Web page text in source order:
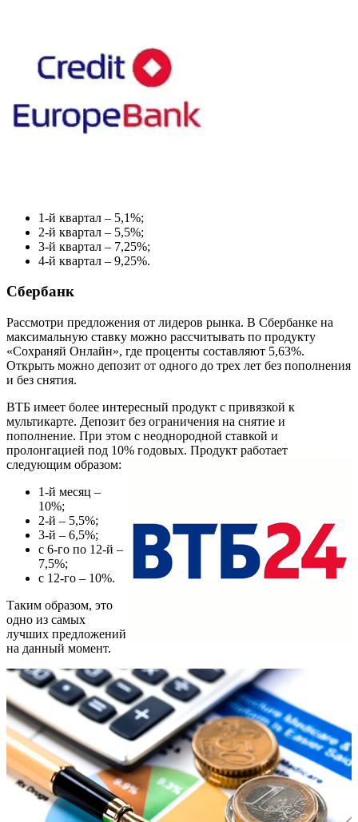
1-й квартал – 5,1%;
2-й квартал – 5,5%;
3-й квартал – 7,25%;
4-й квартал – 9,25%.
Сбербанк
Рассмотри предложения от лидеров рынка. В Сбербанке на
максимальную ставку можно рассчитывать по продукту
«Сохраняй Онлайн», где проценты составляют 5,63%.
Открыть можно депозит от одного до трех лет без пополнения
и без снятия.
ВТБ имеет более интересный продукт с привязкой к
мультикарте. Депозит без ограничения на снятие и
пополнение. При этом с неоднородной ставкой и
пролонгацией под 10% годовых. Продукт работает
следующим образом:
1-й месяц –
10%;
2-й – 5,5%;
3-й – 6,5%;
с 6-го по 12-й –
7,5%;
с 12-го – 10%.
Таким образом, это
одно из самых
лучших предложений
на данный момент.